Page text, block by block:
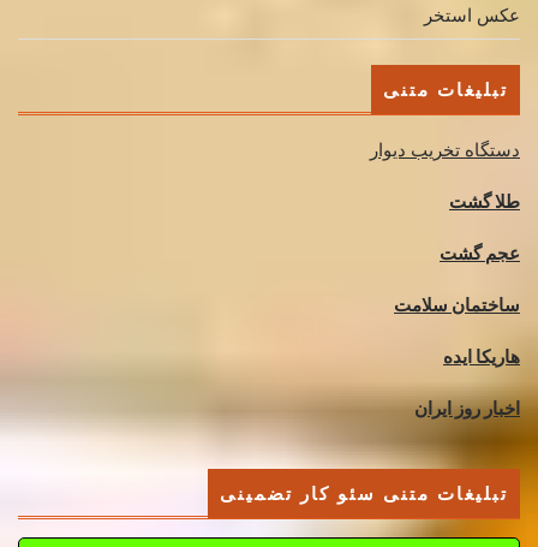
عکس استخر
تبلیغات متنی
دستگاه تخریب دیوار
طلا گشت
عجم گشت
ساختمان سلامت
هاریکا ایده
اخبار روز ایران
تبلیغات متنی سئو کار تضمینی